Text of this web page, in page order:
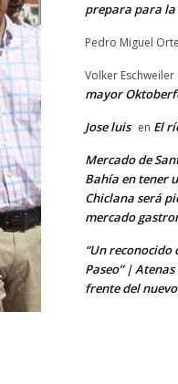
prepara para la
Pedro Miguel
Volker Eschweiler
mayor
Jose luis en El
Mercado de
Bahía en tener
Chiclana será
mercado
“Un reconocido
Paseo” | Atenas
frente del